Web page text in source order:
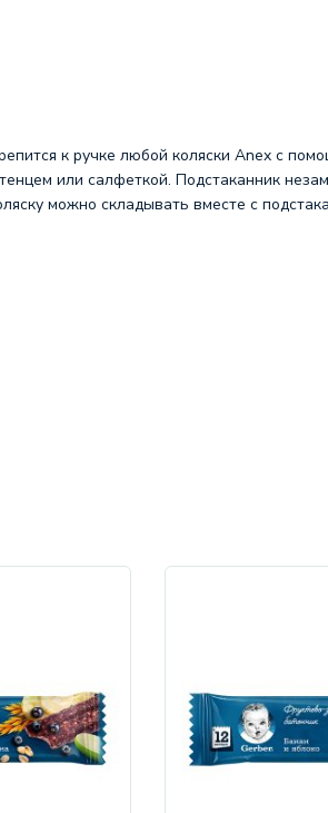
к ручке любой коляски Anex с
или салфеткой. Подстаканник
можно складывать вместе с